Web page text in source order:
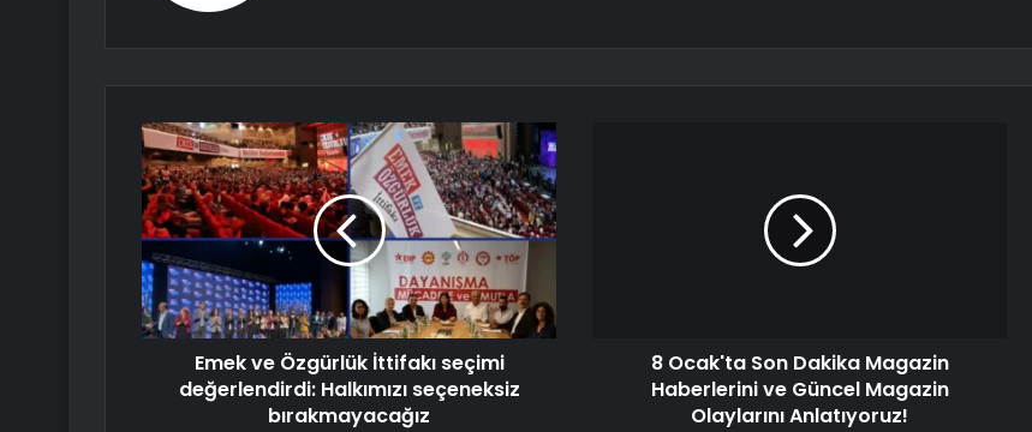
Emek ve Özgürlük İttifakı seçimi
değerlendirdi: Halkımızı seçeneksiz
bırakmayacağız
8 Ocak'ta Son Dakika Magazin
Haberlerini ve Güncel Magazin
Olaylarını Anlatıyoruz!